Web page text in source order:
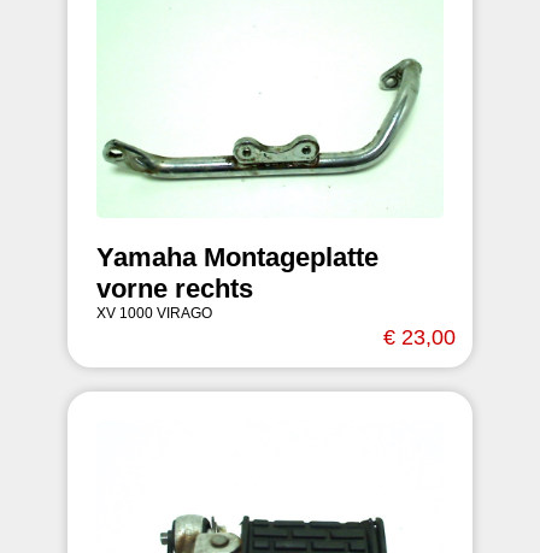
Yamaha Montageplatte
vorne rechts
XV 1000 VIRAGO
€ 23,00